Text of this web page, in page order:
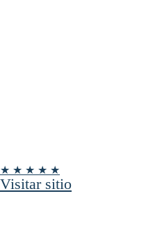
★ ★ ★ ★ ★
Visitar sitio